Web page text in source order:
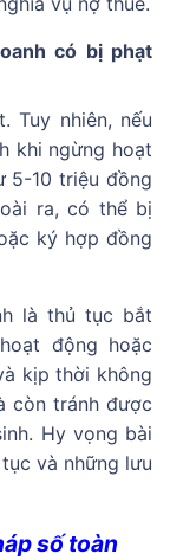
có bị phạt
Tuy nhiên, nếu
khi ngừng hoạt
5-10 triệu đồng
ra, có thể bị
ký hợp đồng
là thủ tục bắt
động hoặc
kịp thời không
còn tránh được
Hy vọng bài
và những lưu
số toàn